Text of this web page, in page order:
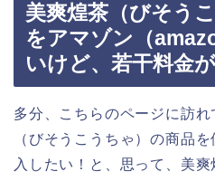
美爽煌茶（びそう
をアマゾン（
いけど、若干料金
多分、こちらのページに訪
（びそうこうちゃ）の商品
入したい！と、思って、美爽